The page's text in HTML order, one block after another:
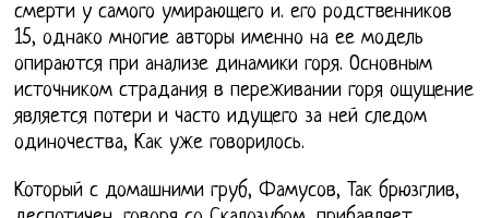
смерти у самого умирающего и. его родственников
15, однако многие авторы именно на ее модель
опираются при анализе динамики горя. Основным
источником страдания в переживании горя ощущение
является потери и часто идущего за ней следом
одиночества, Как уже говорилось.
Который с домашними груб, Фамусов, Так брюзглив,